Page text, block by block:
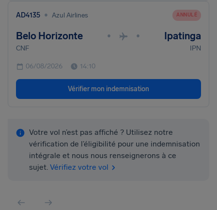
AD4135 • Azul Airlines ANNULÉ
Belo Horizonte • • Ipatinga
CNF IPN
06/08/2026 14:10
Vérifier mon indemnisation
Votre vol n’est pas affiché ? Utilisez notre
vérification de l’éligibilité pour une indemnisation
intégrale et nous nous renseignerons à ce
sujet. Vérifiez votre vol